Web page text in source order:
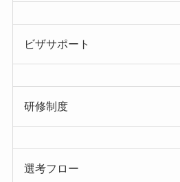
ビザサポート
研修制度
選考フロー